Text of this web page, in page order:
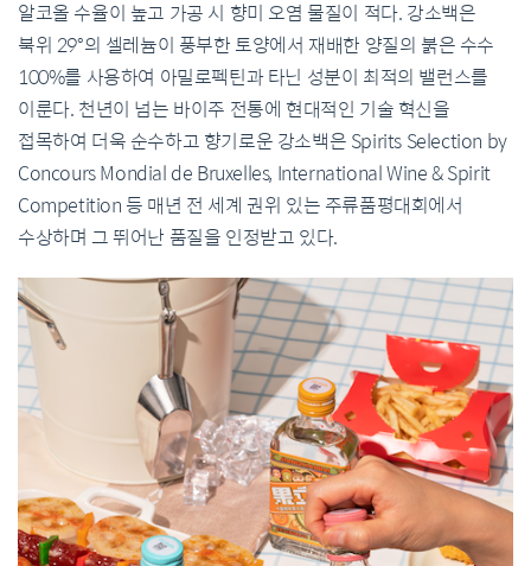
알코올 수율이 높고 가공 시 향미 오염 물질이 적다. 강소백은
북위 29°의 셀레늄이 풍부한 토양에서 재배한 양질의 붉은 수수
100%를 사용하여 아밀로펙틴과 타닌 성분이 최적의 밸런스를
이룬다. 천년이 넘는 바이주 전통에 현대적인 기술 혁신을
접목하여 더욱 순수하고 향기로운 강소백은 Spirits Selection by
Concours Mondial de Bruxelles, International Wine & Spirit
Competition 등 매년 전 세계 권위 있는 주류품평대회에서
수상하며 그 뛰어난 품질을 인정받고 있다.